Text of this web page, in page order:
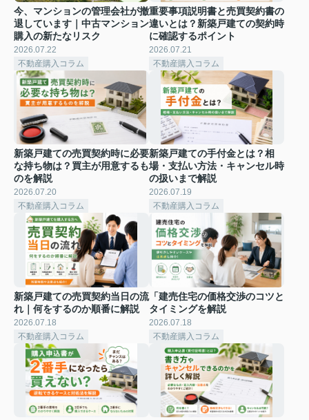
今、マンションの管理会社が撤
退しています｜中古マンション
購入の新たなリスク
2026.07.22
不動産購入コラム
重要事項説明書と売買契約書の
違いとは？新築戸建ての契約時
に確認するポイント
2026.07.21
不動産購入コラム
新築戸建ての売買契約時に必要
な持ち物は？買主が用意するも
のを解説
2026.07.20
不動産購入コラム
新築戸建ての手付金とは？相
場・支払い方法・キャンセル時
の扱いまで解説
2026.07.19
不動産購入コラム
新築戸建ての売買契約当日の流
れ｜何をするのか順番に解説
2026.07.18
不動産購入コラム
「建売住宅の価格交渉のコツと
タイミングを解説
2026.07.18
不動産購入コラム